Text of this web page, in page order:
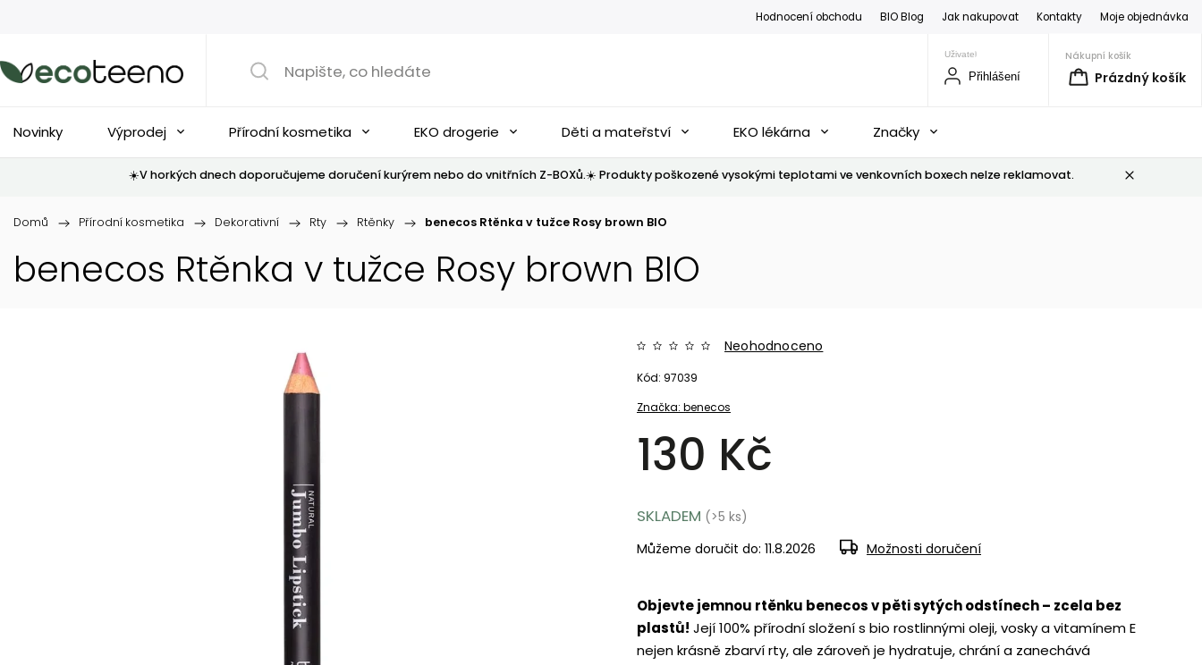
Hodnocení obchodu BIO Blog Jak nakupovat Kontakty Moje objednávka
Nákupní košík
Prázdný košík
Přihlášení
Novinky Výprodej Přírodní kosmetika EKO drogerie Děti a mateřství EKO lékárna Značky
☀️V horkých dnech doporučujeme doručení kurýrem nebo do vnitřních Z-BOXů.☀️ Produkty poškozené vysokými teplotami ve venkovních boxech nelze reklamovat.
Domů / Přírodní kosmetika / Dekorativní / Rty / Rtěnky / benecos Rtěnka v tužce Rosy brown BIO
benecos Rtěnka v tužce Rosy brown BIO
Značka:benecos
Neohodnoceno
130 Kč
Kód: 97039
Objevte jemnou rtěnku benecos v pěti sytých odstínech – zcela bez
plastů! Její 100% přírodní složení s bio rostlinnými oleji, vosky a vitamínem E
nejen krásně zbarví rty, ale zároveň je hydratuje, chrání a zanechává
SKLADEM (>5 ks)
Můžeme doručit do: 11.8.2026 Možnosti doručení